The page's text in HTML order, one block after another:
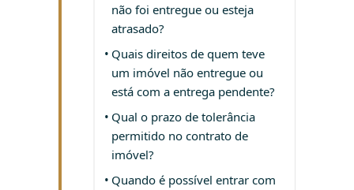
não foi entregue ou esteja
atrasado?
Quais direitos de quem teve
um imóvel não entregue ou
está com a entrega pendente?
Qual o prazo de tolerância
permitido no contrato de
imóvel?
Quando é possível entrar com